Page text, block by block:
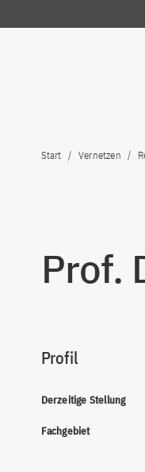
Start Vernetzen
Prof.
Profil
Derzeitige Stellung
Fachgebiet